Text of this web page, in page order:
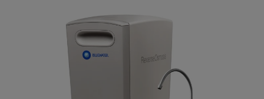
Blue Water Cyrus w
kolorze złotym z
wyciąganą wylewką.
Blue Water Cyrus w
kolorze złotym z
wyciąganą wylewką.